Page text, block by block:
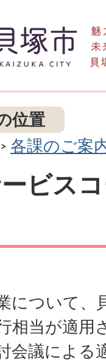
位置
各課のご案
ビス
について、
相当が適用
会議による